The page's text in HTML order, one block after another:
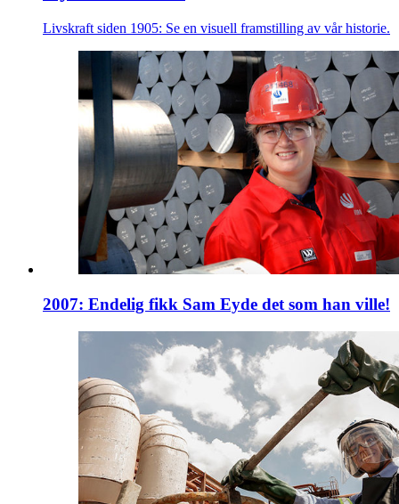
Livskraft siden 1905: Se en visuell framstilling av vår historie.
2007: Endelig fikk Sam Eyde det som han ville!